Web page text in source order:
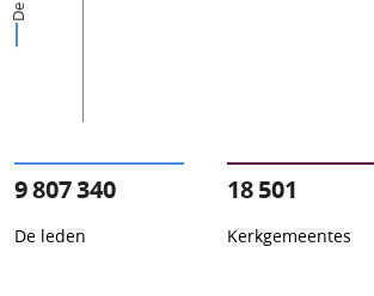
9 807 340
De leden
18 501
Kerkgemeentes